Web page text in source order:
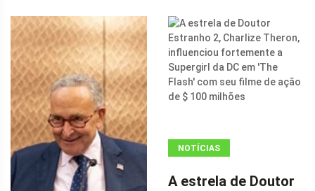
NOTÍCIAS
(ADSBYGOOGLE
A estrela de Doutor